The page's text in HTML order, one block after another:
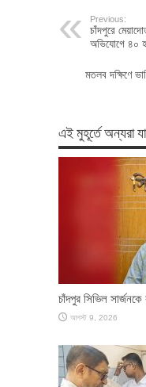
Previous:
চাঁদপুরে
অভিযোগে ৪০
মতলব দক্ষিণে
এই মুহূর্তে অন্যরা
চাঁদপুর সিভিল
আগস্ট 9, 2026